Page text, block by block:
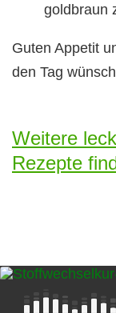
goldbraun
Guten Appetit
den Tag
Weitere
Rezepte